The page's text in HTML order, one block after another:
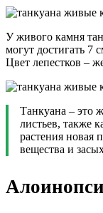
У живого камня
могут достигать 7
Цвет лепестков –
Танкуана – это
листьев, также
растения новая
вещества и